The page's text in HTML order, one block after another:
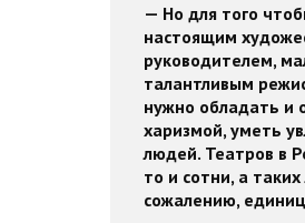
— Но для того
настоящим
руководителем,
талантливым
нужно обладать и
харизмой, уметь
людей. Театров в
то и сотни, а
сожалению,